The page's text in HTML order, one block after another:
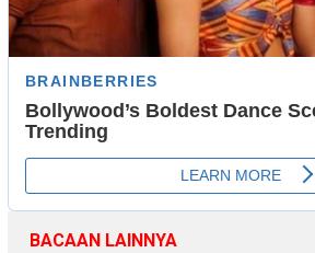
BACAAN LAINNYA